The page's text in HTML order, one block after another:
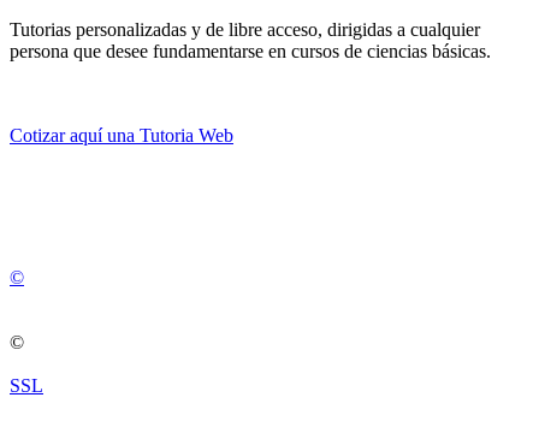
Tutorias personalizadas y de libre acceso, dirigidas a cualquier
persona que desee fundamentarse en cursos de ciencias básicas.
Cotizar aquí una Tutoria Web
©
©
SSL